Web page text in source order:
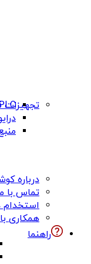
درباره
تماس با
استخدام
همکاری
راهنما